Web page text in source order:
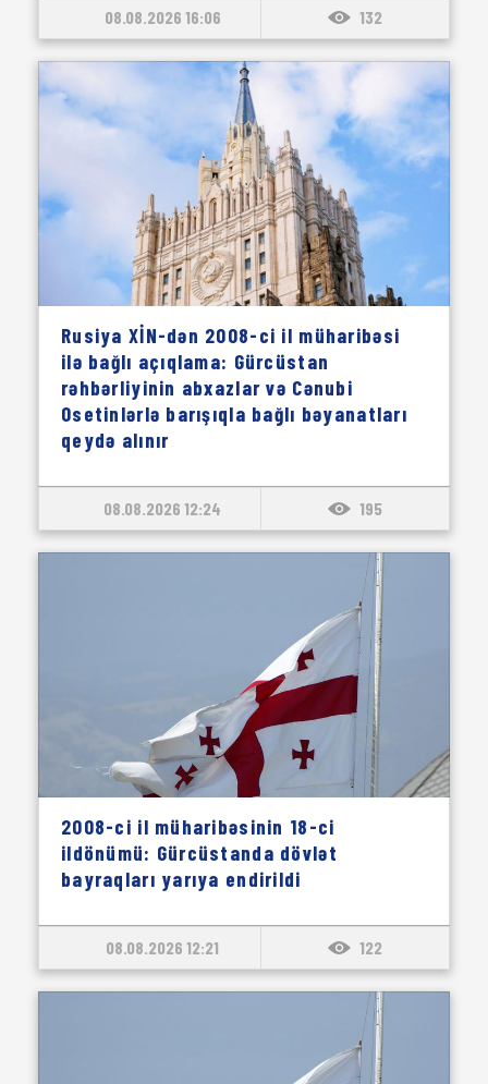
08.08.2026 16:06 132
Rusiya XİN-dən 2008-ci il müharibəsi
ilə bağlı açıqlama: Gürcüstan
rəhbərliyinin abxazlar və Cənubi
Osetinlərlə barışıqla bağlı bəyanatları
qeydə alınır
08.08.2026 12:24 195
2008-ci il müharibəsinin 18-ci
ildönümü: Gürcüstanda dövlət
bayraqları yarıya endirildi
08.08.2026 12:21 122